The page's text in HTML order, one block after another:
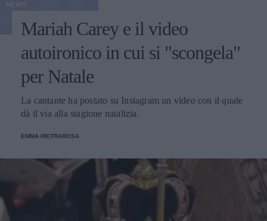
Mariah Carey e il video
autoironico in cui si "scongela"
per Natale
La cantante ha postato su Instagram un video con il quale
dà il via alla stagione natalizia.
EMMA PIETRAROSA